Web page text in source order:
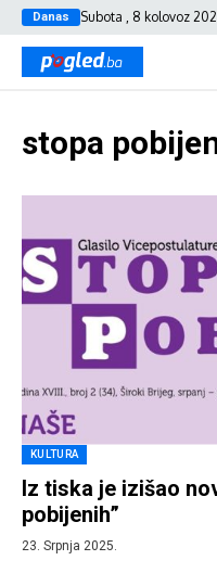
Danas Subota , 8 kolovoz
stopa
KULTURA
Iz tiska je izišao
pobijenih”
23. Srpnja 2025.